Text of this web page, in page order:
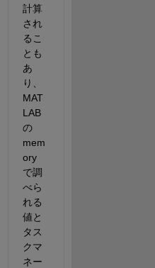
計算
され
るこ
とも
あ
り、
MAT
LAB
の
mem
ory
で調
べら
れる
値と
タス
クマ
ネー